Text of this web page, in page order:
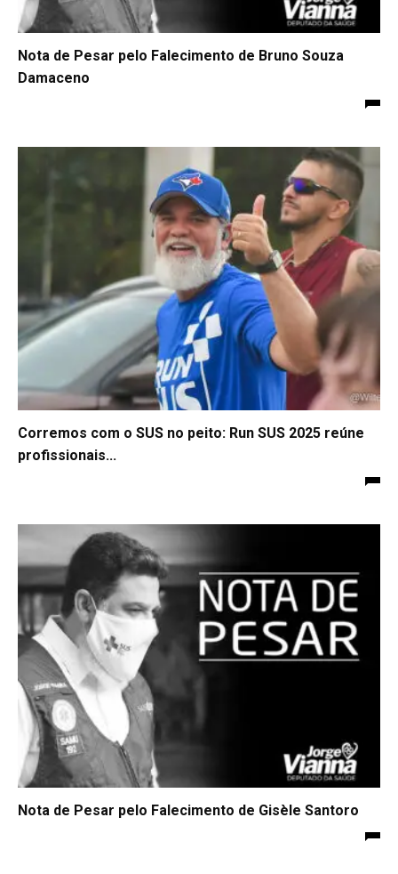
Nota de Pesar pelo Falecimento de Bruno Souza
Damaceno
Corremos com o SUS no peito: Run SUS 2025 reúne
profissionais...
Nota de Pesar pelo Falecimento de Gisèle Santoro